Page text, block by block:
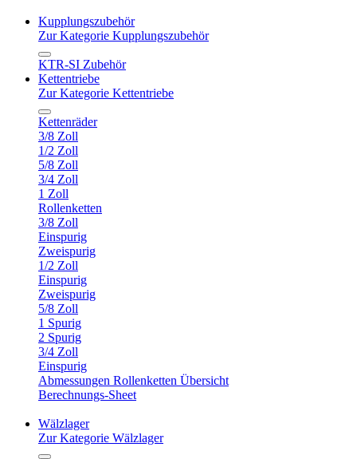
Kupplungszubehör
Zur Kategorie Kupplungszubehör
KTR-SI Zubehör
Kettentriebe
Zur Kategorie Kettentriebe
Kettenräder
3/8 Zoll
1/2 Zoll
5/8 Zoll
3/4 Zoll
1 Zoll
Rollenketten
3/8 Zoll
Einspurig
Zweispurig
1/2 Zoll
Einspurig
Zweispurig
5/8 Zoll
1 Spurig
2 Spurig
3/4 Zoll
Einspurig
Abmessungen Rollenketten Übersicht
Berechnungs-Sheet
Wälzlager
Zur Kategorie Wälzlager